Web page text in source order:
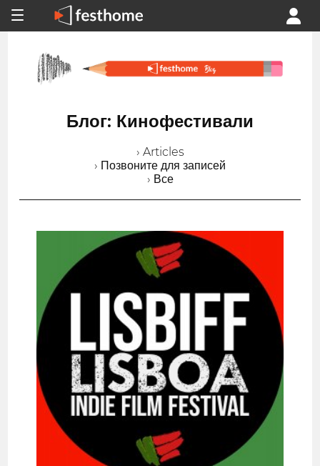
Блог: Кинофестивали
› Articles
› Позвоните для записей
› Все